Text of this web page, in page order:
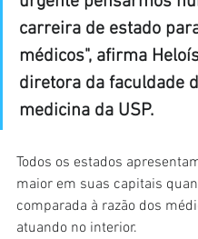
carreira de estado
médicos", afirma
diretora da faculdade
medicina da USP.
Todos os estados
maior em suas capitais
comparada à razão dos
atuando no interior.